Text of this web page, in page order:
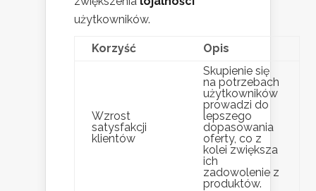
użytkowników.
Korzyść Opis
Wzrost
satysfakcji
klientów
Skupienie się
na potrzebach
użytkowników
prowadzi do
lepszego
dopasowania
oferty, co z
kolei zwiększa
ich
zadowolenie z
produktów.